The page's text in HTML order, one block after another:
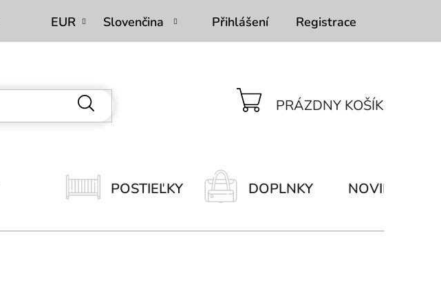
EUR Slovenčina Přihlášení Registrace
PRÁZDNY KOŠÍK
POSTIEĽKY DOPLNKY NOVINKY